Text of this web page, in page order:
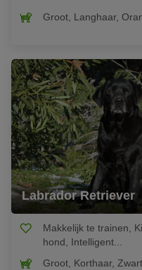
Groot, Langhaar,
Labrador Retriever
Makkelijk te trainen,
hond, Intelligent...
Groot, Korthaar,